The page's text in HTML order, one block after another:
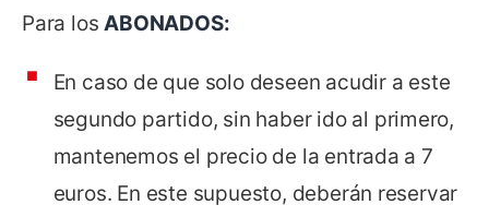
Para los ABONADOS:
En caso de que solo deseen acudir a este
segundo partido, sin haber ido al primero,
mantenemos el precio de la entrada a 7
euros. En este supuesto, deberán reservar